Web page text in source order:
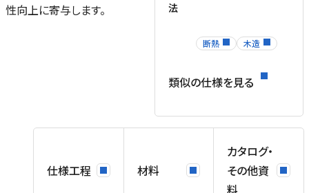
性向上に寄与します。
法
断熱 木造
類似の仕様を見る
仕様工程 材料
カタログ・
その他資